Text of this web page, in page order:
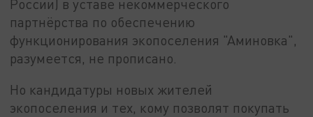
России) в уставе некоммерческого
партнёрства по обеспечению
функционирования экопоселения "Аминовка",
разумеется, не прописано.
Но кандидатуры новых жителей
экопоселения и тех, кому позволят покупать